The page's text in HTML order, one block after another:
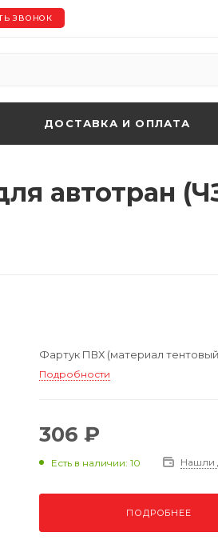
ЗВОНОК
ДОСТАВКА И ОПЛАТА
автотран
Фартук ПВХ (материал
Подробности
306 ₽
Есть в наличии: 10 Нашли
ПОДРОБНЕЕ